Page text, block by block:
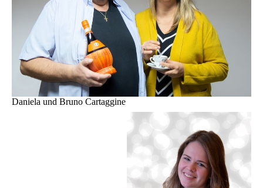
Daniela und Bruno Cartaggine